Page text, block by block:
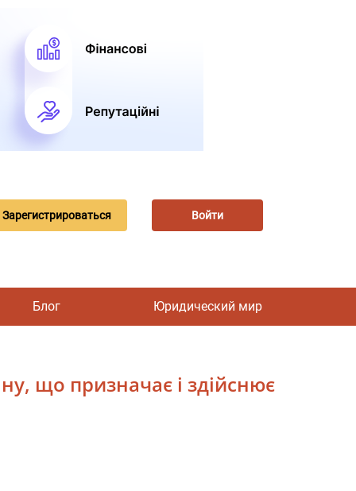
Зарегистрироваться Войти
Блог Юридический мир
що призначає і здійснює